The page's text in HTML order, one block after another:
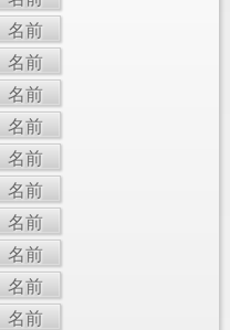
名前
名前
名前
名前
名前
名前
名前
名前
名前
名前